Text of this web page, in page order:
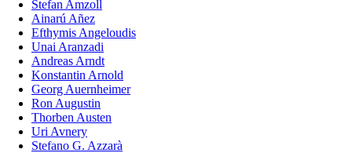
Stefan Amzoll
Ainarú Añez
Efthymis Angeloudis
Unai Aranzadi
Andreas Arndt
Konstantin Arnold
Georg Auernheimer
Ron Augustin
Thorben Austen
Uri Avnery
Stefano G. Azzarà